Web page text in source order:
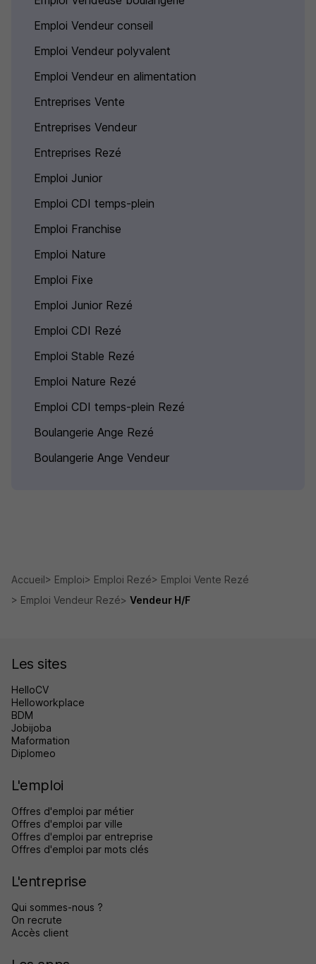
Emploi Vendeur conseil
Emploi Vendeur polyvalent
Emploi Vendeur en alimentation
Entreprises Vente
Entreprises Vendeur
Entreprises Rezé
Emploi Junior
Emploi CDI temps-plein
Emploi Franchise
Emploi Nature
Emploi Fixe
Emploi Junior Rezé
Emploi CDI Rezé
Emploi Stable Rezé
Emploi Nature Rezé
Emploi CDI temps-plein Rezé
Boulangerie Ange Rezé
Boulangerie Ange Vendeur
Accueil Emploi Emploi Rezé
Emploi Vente Rezé
Emploi Vendeur Rezé
Vendeur H/F
Les sites
HelloCV
Helloworkplace
BDM
Jobijoba
Maformation
Diplomeo
L'emploi
Offres d'emploi par métier
Offres d'emploi par ville
Offres d'emploi par entreprise
Offres d'emploi par mots clés
L'entreprise
Qui sommes-nous ?
On recrute
Accès client